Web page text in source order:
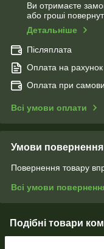
Ви отримаєте
або гроші
Детальніше
Післяплата
Оплата на рахунок
Оплата при
Всі умови оплати
Умови повернення
Повернення товару
Всі умови
Подібні товари